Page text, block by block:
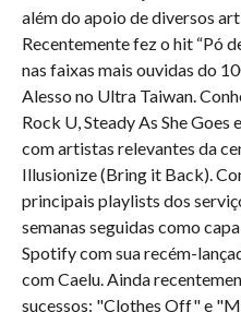
além do apoio de diversos
Recentemente fez o hit “Pó
nas faixas mais ouvidas do
Alesso no Ultra Taiwan.
Rock U, Steady As She
com artistas relevantes da
Illusionize (Bring it Back).
principais playlists dos
semanas seguidas como
Spotify com sua recém-
com Caelu. Ainda
sucessos: "Clothes Off" e